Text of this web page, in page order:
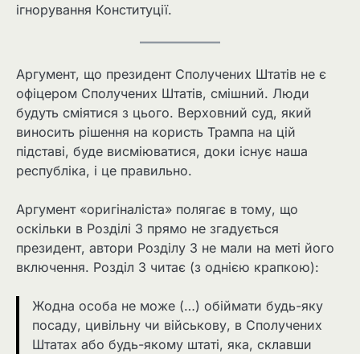
ігнорування Конституції.
Аргумент, що президент Сполучених Штатів не є
офіцером Сполучених Штатів, смішний. Люди
будуть сміятися з цього. Верховний суд, який
виносить рішення на користь Трампа на цій
підставі, буде висміюватися, доки існує наша
республіка, і це правильно.
Аргумент «оригіналіста» полягає в тому, що
оскільки в Розділі 3 прямо не згадується
президент, автори Розділу 3 не мали на меті його
включення. Розділ 3 читає (з однією крапкою):
Жодна особа не може (…) обіймати будь-яку
посаду, цивільну чи військову, в Сполучених
Штатах або будь-якому штаті, яка, склавши